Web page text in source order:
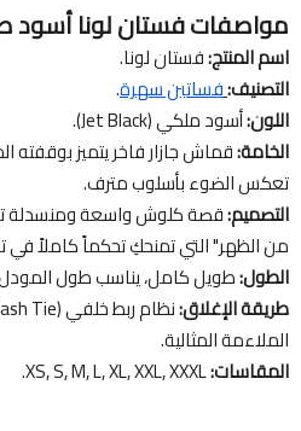
مواصفات فستان لونا أسود
اسم المنتج:فستان لونا.
التصنيف:فساتين سهرة.
اللون:أسود ملكي (Jet Black).
الخامة:قماش جازار فاخر يتميز بوقفته
تعكس الضوء بأسلوب مترف.
التصميم:قصة كلوش واسعة ومنسدلة
من الظهر" التي تمنحكِ تحكماً كاملاً في
الطول:طويل كامل، يناسب طول المودل
طريقة الإغلاق:
الملاءمة المثالية.
المقاسات: